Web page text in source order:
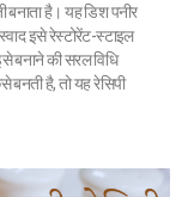
बनाता है। यह डिश पनीर
इसे रेस्टोरेंट-स्टाइल
बनाने की सरल विधि
है, तो यह रेसिपी